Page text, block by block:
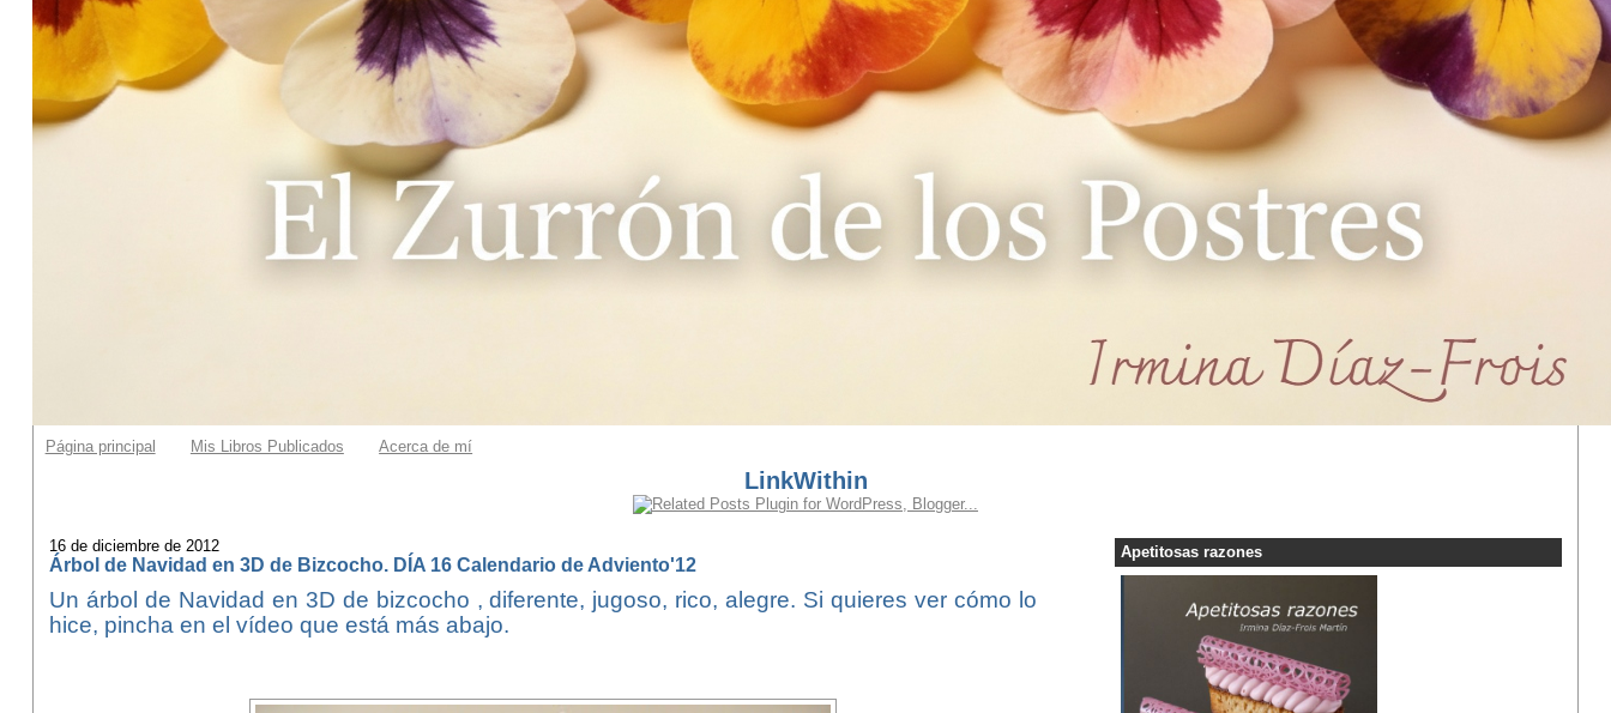
Página principal Mis Libros Publicados Acerca de mí
LinkWithin
16 de diciembre de 2012
Árbol de Navidad en 3D de Bizcocho. DÍA 16 Calendario de Adviento'12
Un árbol de Navidad en 3D de bizcocho , diferente, jugoso, rico, alegre. Si quieres ver cómo lo
hice, pincha en el vídeo que está más abajo.
Apetitosas razones